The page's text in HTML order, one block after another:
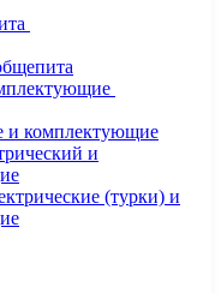
и комплектующие
и
(турки) и